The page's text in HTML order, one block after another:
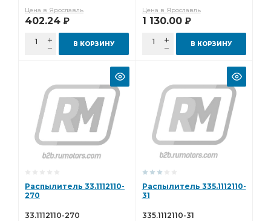
Цена в Ярославль
402.24 Р
В КОРЗИНУ
Цена в Ярославль
1 130.00 Р
В КОРЗИНУ
Распылитель 33.1112110-
270
33.1112110-270
Распылитель 335.1112110-
31
335.1112110-31